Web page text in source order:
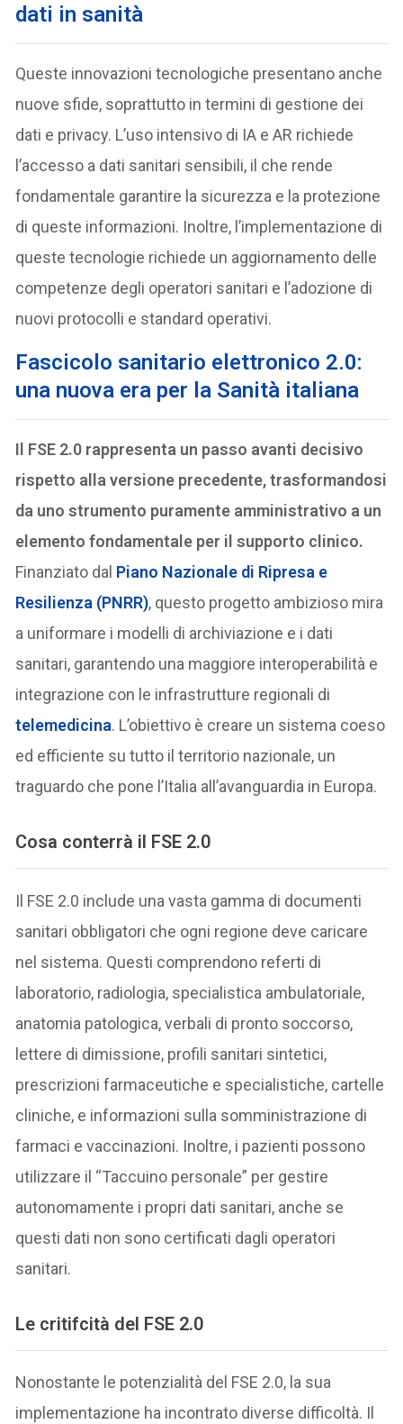
dati in sanità
Queste innovazioni tecnologiche presentano anche
nuove sfide, soprattutto in termini di gestione dei
dati e privacy. L’uso intensivo di IA e AR richiede
l’accesso a dati sanitari sensibili, il che rende
fondamentale garantire la sicurezza e la protezione
di queste informazioni. Inoltre, l’implementazione di
queste tecnologie richiede un aggiornamento delle
competenze degli operatori sanitari e l’adozione di
nuovi protocolli e standard operativi.
Fascicolo sanitario elettronico 2.0:
una nuova era per la Sanità italiana
Il FSE 2.0 rappresenta un passo avanti decisivo
rispetto alla versione precedente, trasformandosi
da uno strumento puramente amministrativo a un
elemento fondamentale per il supporto clinico.
Finanziato dal Piano Nazionale di Ripresa e
Resilienza (PNRR), questo progetto ambizioso mira
a uniformare i modelli di archiviazione e i dati
sanitari, garantendo una maggiore interoperabilità e
integrazione con le infrastrutture regionali di
telemedicina. L’obiettivo è creare un sistema coeso
ed efficiente su tutto il territorio nazionale, un
traguardo che pone l’Italia all’avanguardia in Europa.
Cosa conterrà il FSE 2.0
Il FSE 2.0 include una vasta gamma di documenti
sanitari obbligatori che ogni regione deve caricare
nel sistema. Questi comprendono referti di
laboratorio, radiologia, specialistica ambulatoriale,
anatomia patologica, verbali di pronto soccorso,
lettere di dimissione, profili sanitari sintetici,
prescrizioni farmaceutiche e specialistiche, cartelle
cliniche, e informazioni sulla somministrazione di
farmaci e vaccinazioni. Inoltre, i pazienti possono
utilizzare il “Taccuino personale” per gestire
autonomamente i propri dati sanitari, anche se
questi dati non sono certificati dagli operatori
sanitari.
Le critifcità del FSE 2.0
Nonostante le potenzialità del FSE 2.0, la sua
implementazione ha incontrato diverse difficoltà. Il